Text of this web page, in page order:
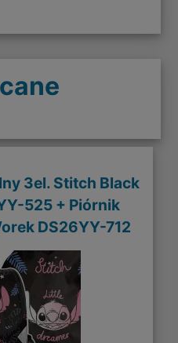
3el. Stitch Black
525 + Piórnik
DS26YY-712